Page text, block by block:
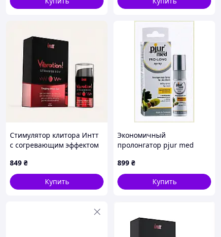
Стимулятор клитора Интт
с согревающим эффектом
849 ₴
Купить
Экономичный
пролонгатор pjur med
B1255A41X0
899 ₴
Купить